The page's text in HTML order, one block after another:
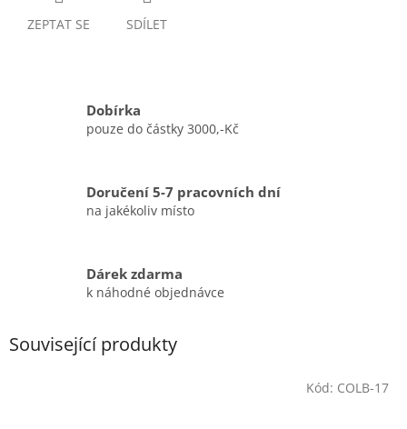
ZEPTAT SE SDÍLET
Dobírka
pouze do částky 3000,-Kč
Doručení 5-7 pracovních dní
na jakékoliv místo
Dárek zdarma
k náhodné objednávce
Související produkty
Kód: COLB-17